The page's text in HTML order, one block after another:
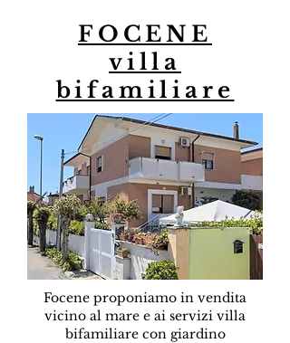
FOCENE
villa
bifamiliare
Focene proponiamo in vendita
vicino al mare e ai servizi villa
bifamiliare con giardino